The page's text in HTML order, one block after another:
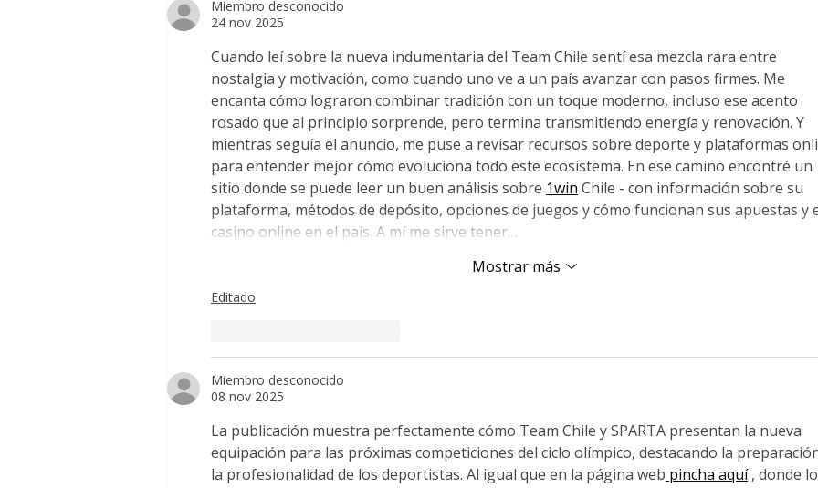
inscripciones para el Itaú
IRONMAN 70.3 Pucón 2027
Miembro desconocido
24 nov 2025
Cuando leí sobre la nueva indumentaria del Team Chile sentí esa mezcla rara entre
nostalgia y motivación, como cuando uno ve a un país avanzar con pasos firmes. Me
encanta cómo lograron combinar tradición con un toque moderno, incluso ese acento
rosado que al principio sorprende, pero termina transmitiendo energía y renovación. Y
mientras seguía el anuncio, me puse a revisar recursos sobre deporte y plataformas
para entender mejor cómo evoluciona todo este ecosistema. En ese camino encontré un
sitio donde se puede leer un buen análisis sobre 1win Chile - con información sobre su
plataforma, métodos de depósito, opciones de juegos y cómo funcionan sus apuestas y
casino online en el país. A mí me sirve tener…
Mostrar más
Editado
Miembro desconocido
08 nov 2025
La publicación muestra perfectamente cómo Team Chile y SPARTA presentan la nueva
equipación para las próximas competiciones del ciclo olímpico, destacando la
la profesionalidad de los deportistas. Al igual que en la página web pincha aquí , donde